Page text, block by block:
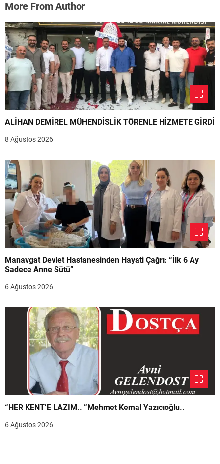
More From Author
ALİHAN DEMİREL MÜHENDİSLİK TÖRENLE HİZMETE GİRDİ
8 Ağustos 2026
Manavgat Devlet Hastanesinden Hayati Çağrı: “İlk 6 Ay
Sadece Anne Sütü”
6 Ağustos 2026
“HER KENT’E LAZIM.. ”Mehmet Kemal Yazıcıoğlu..
6 Ağustos 2026